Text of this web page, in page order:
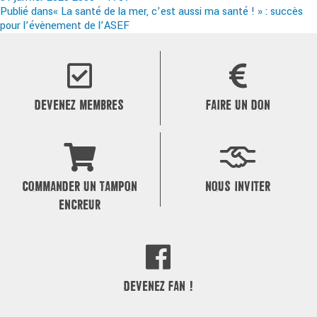
le
réelle
Navigation
de
Publié dans« La santé de la mer, c’est aussi ma santé ! » : succès
pour l’évènement de l’ASEF
DEVENEZ MEMBRES FAIRE UN DON
COMMANDER UN TAMPON
ENCREUR
NOUS INVITER
DEVENEZ FAN !